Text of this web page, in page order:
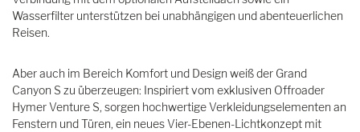
Wasserfilter unterstützen bei unabhängigen und abenteuerlichen
Reisen.
Aber auch im Bereich Komfort und Design weiß der Grand
Canyon S zu überzeugen: Inspiriert vom exklusiven Offroader
Hymer Venture S, sorgen hochwertige Verkleidungselementen an
Fenstern und Türen, ein neues Vier-Ebenen-Lichtkonzept mit